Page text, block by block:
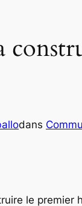
dans
le premier